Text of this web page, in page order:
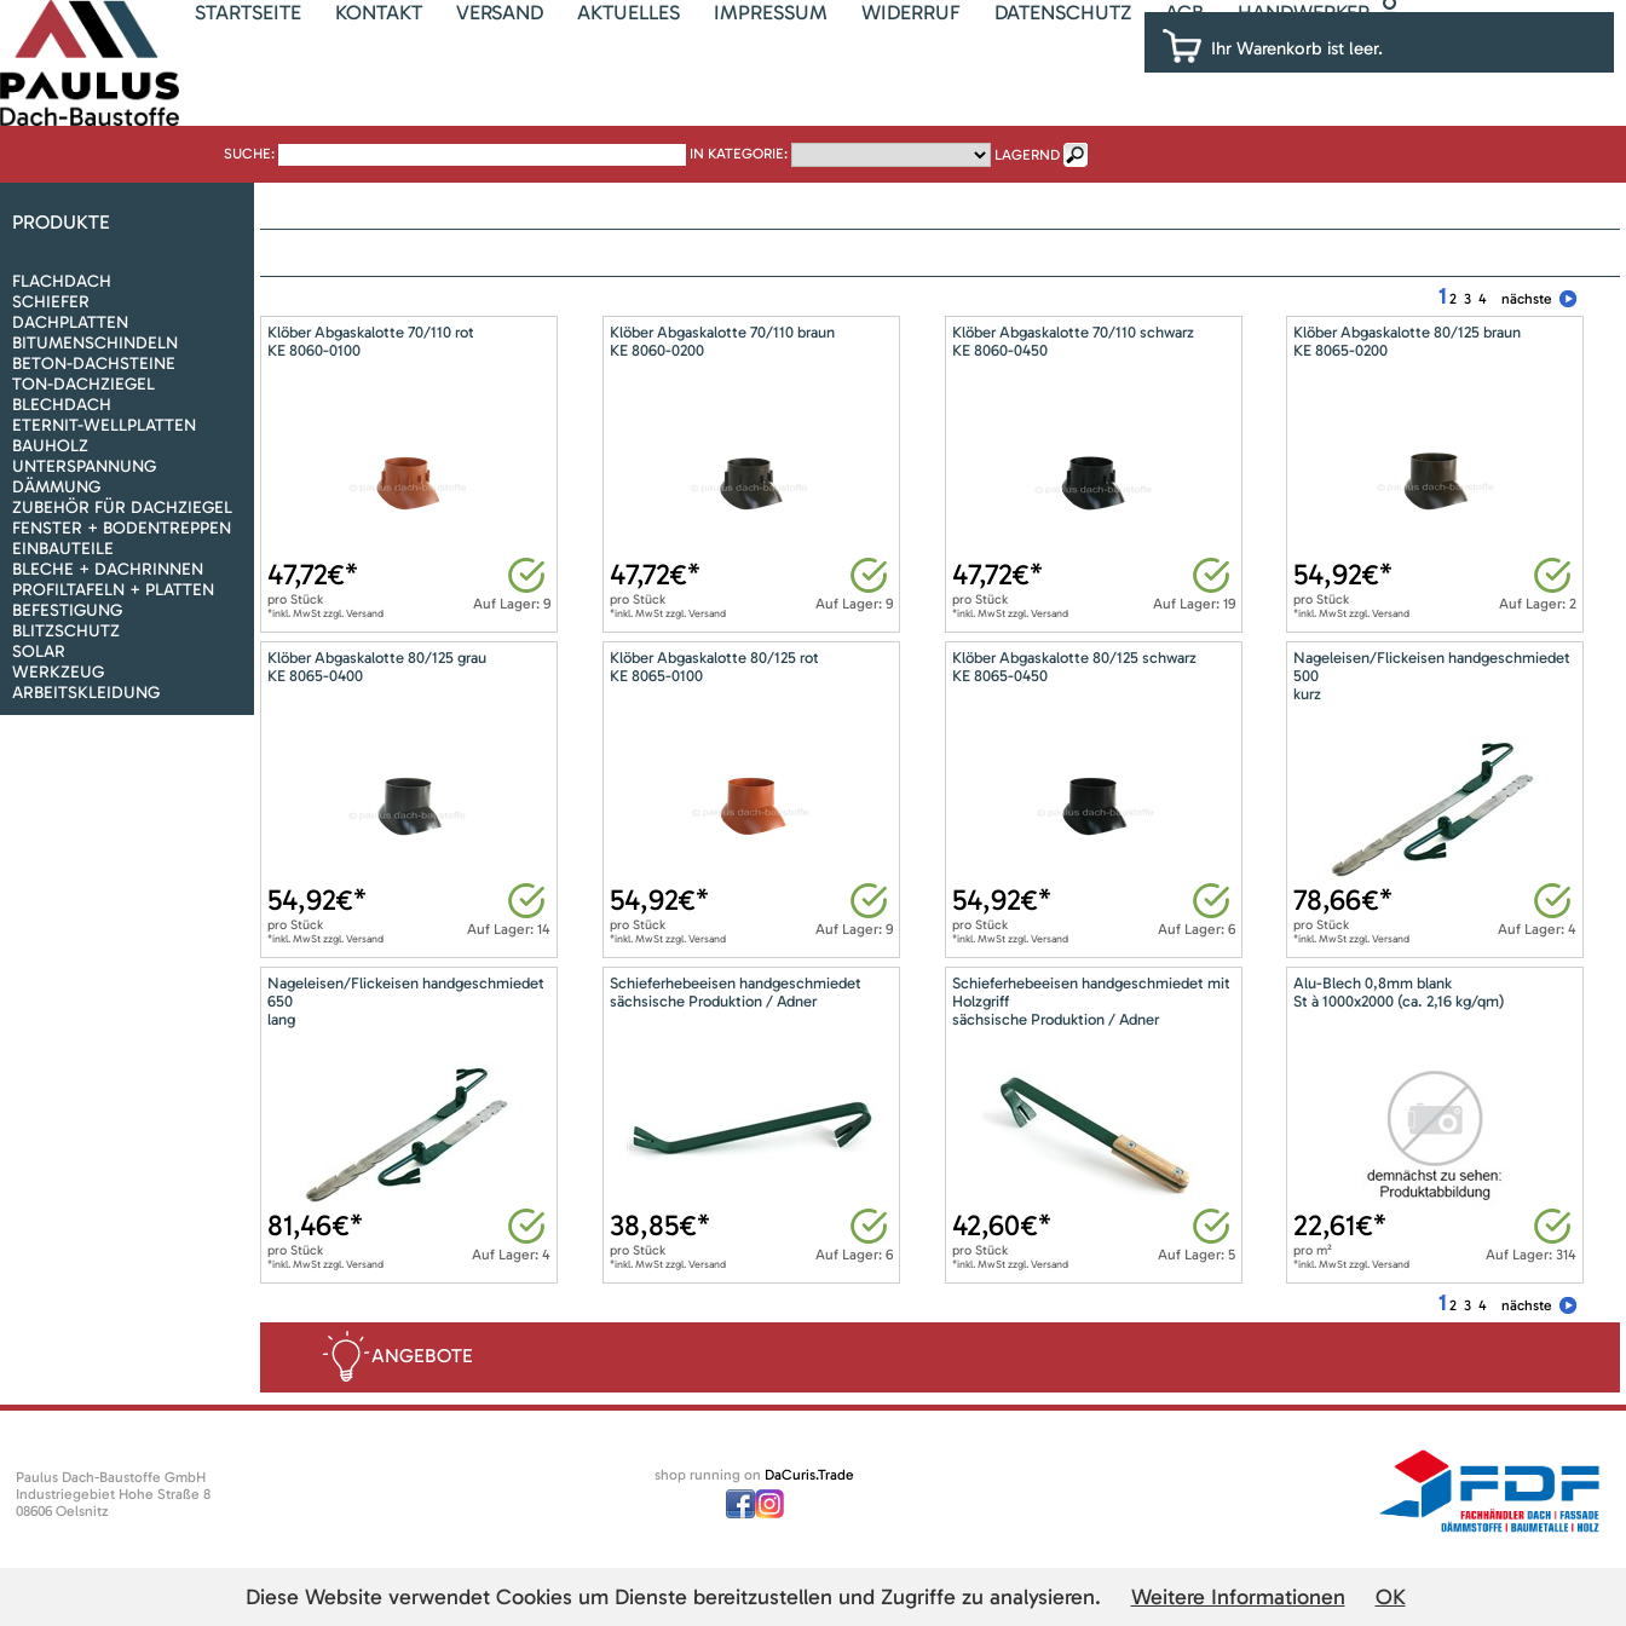
STARTSEITE KONTAKT VERSAND AKTUELLES IMPRESSUM WIDERRUF DATENSCHUTZ AGB HANDWERKER
Ihr Warenkorb ist leer.
SUCHE: IN KATEGORIE: LAGERND
PRODUKTE
FLACHDACH
SCHIEFER
DACHPLATTEN
BITUMENSCHINDELN
BETON-DACHSTEINE
TON-DACHZIEGEL
BLECHDACH
ETERNIT-WELLPLATTEN
BAUHOLZ
UNTERSPANNUNG
DÄMMUNG
ZUBEHÖR FÜR DACHZIEGEL
FENSTER + BODENTREPPEN
EINBAUTEILE
BLECHE + DACHRINNEN
PROFILTAFELN + PLATTEN
BEFESTIGUNG
BLITZSCHUTZ
SOLAR
WERKZEUG
ARBEITSKLEIDUNG
1 2 3 4 nächste
Klöber Abgaskalotte 70/110 rot
KE 8060-0100
Auf Lager: 9
47,72€*
pro Stück
*inkl. MwSt zzgl. Versand
Klöber Abgaskalotte 70/110 braun
KE 8060-0200
Auf Lager: 9
47,72€*
pro Stück
*inkl. MwSt zzgl. Versand
Klöber Abgaskalotte 70/110 schwarz
KE 8060-0450
Auf Lager: 19
47,72€*
pro Stück
*inkl. MwSt zzgl. Versand
Klöber Abgaskalotte 80/125 braun
KE 8065-0200
Auf Lager: 2
54,92€*
proStück
*inkl. MwSt zzgl. Versand
Klöber Abgaskalotte 80/125 grau
KE 8065-0400
Auf Lager: 14
54,92€*
pro Stück
*inkl. MwSt zzgl. Versand
Klöber Abgaskalotte 80/125 rot
KE 8065-0100
Auf Lager: 9
54,92€*
pro Stück
*inkl. MwSt zzgl. Versand
Klöber Abgaskalotte 80/125 schwarz
KE 8065-0450
Auf Lager: 6
54,92€*
pro Stück
*inkl. MwSt zzgl. Versand
Nageleisen/Flickeisen handgeschmiedet
500
kurz
Auf Lager: 4
78,66€*
proStück
*inkl. MwSt zzgl. Versand
Nageleisen/Flickeisen handgeschmiedet
650
lang
Auf Lager: 4
81,46€*
pro Stück
*inkl. MwSt zzgl. Versand
Schieferhebeeisen handgeschmiedet
sächsische Produktion / Adner
Auf Lager: 6
38,85€*
pro Stück
*inkl. MwSt zzgl. Versand
Schieferhebeeisen handgeschmiedet mit
Holzgriff
sächsische Produktion / Adner
Auf Lager: 5
42,60€*
pro Stück
*inkl. MwSt zzgl. Versand
Alu-Blech 0,8mm blank
St à 1000x2000 (ca. 2,16 kg/qm)
Auf Lager: 314
22,61€*
prom²
*inkl. MwSt zzgl. Versand
1 2 3 4 nächste
ANGEBOTE
Paulus Dach-Baustoffe GmbH
Industriegebiet Hohe Straße 8
08606 Oelsnitz
shop running on DaCuris.Trade
Diese Website verwendet Cookies um Dienste bereitzustellen und Zugriffe zu analysieren. Weitere Informationen OK